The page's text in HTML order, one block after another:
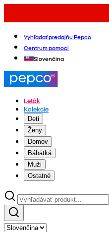
Vyhľadať predajňu Pepco
Centrum pomoci
Slovenčina
Leták
Kolekcie
Deti
Ženy
Domov
Bábätká
Muži
Ostatné